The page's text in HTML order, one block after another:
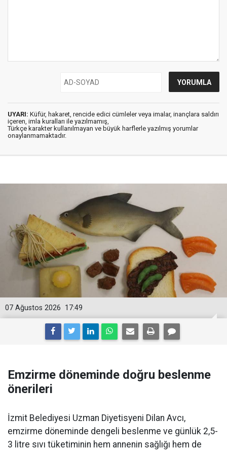
UYARI: Küfür, hakaret, rencide edici cümleler veya imalar, inançlara saldırı
içeren, imla kuralları ile yazılmamış,
Türkçe karakter kullanılmayan ve büyük harflerle yazılmış yorumlar
onaylanmamaktadır.
17:49
07 Ağustos 2026
Emzirme döneminde doğru beslenme
önerileri
İzmit Belediyesi Uzman Diyetisyeni Dilan Avcı,
emzirme döneminde dengeli beslenme ve günlük 2,5-
3 litre sıvı tüketiminin hem annenin sağlığı hem de